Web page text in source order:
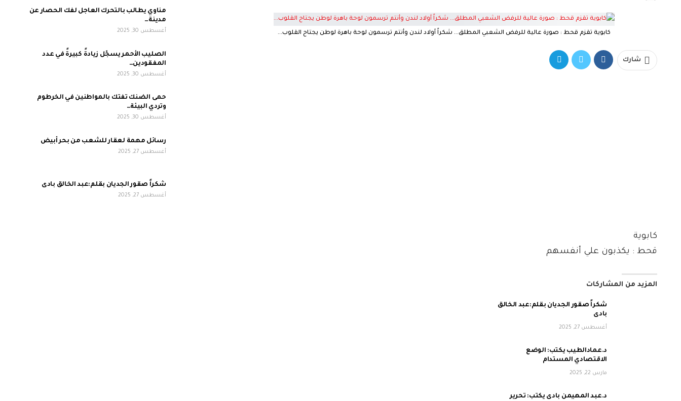
كابوية تقزم قحط : صورة عالية للرفض الشعبي المطلق… شكراً أولاد لندن وأنتم ترسمون لوحة باهرة لوطن يجتاح القلوب…
شارك
كابوية
قحط : يكذبون علي أنفسهم
المزيد من المشاركات
شكراً صقور الجديان بقلم:عبد الخالق
بادى
أغسطس 27, 2025
د.عمادالطيب يكتب: الوضع
الاقتصادي المستدام
مارس 22, 2025
د.عبد المهيمن بادى يكتب: تحرير
مناوي يطالب بالتحرك العاجل لفك الحصار عن
مدينة…
أغسطس 30, 2025
الصليب الأحمر يسجّل زيادةً كبيرةً في عدد
المفقودين…
أغسطس 30, 2025
حمى الضنك تفتك بالمواطنين في الخرطوم
وتردي البيئة…
أغسطس 30, 2025
رسائل مهمة لعقار للشعب من بحر أبيض
أغسطس 27, 2025
شكراً صقور الجديان بقلم:عبد الخالق بادى
أغسطس 27, 2025